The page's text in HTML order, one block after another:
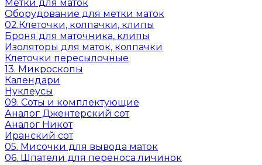
Метки для маток
Оборудование для метки маток
02.Клеточки, колпачки, клипы
Броня для маточника, клипы
Изоляторы для маток, колпачки
Клеточки пересылочные
13. Микроскопы
Календари
Нуклеусы
09. Соты и комплектующие
Аналог Джентерский сот
Аналог Никот
Иранский сот
05. Мисочки для вывода маток
06. Шпатели для переноса личинок